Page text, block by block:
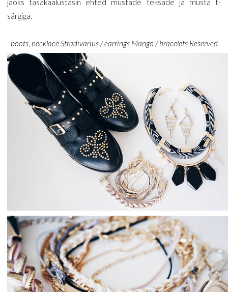
jaoks tasakaalustasin ehted mustade teksade ja musta t-
särgiga.
boots, necklace Stradivarius / earrings Mango / bracelets Reserved